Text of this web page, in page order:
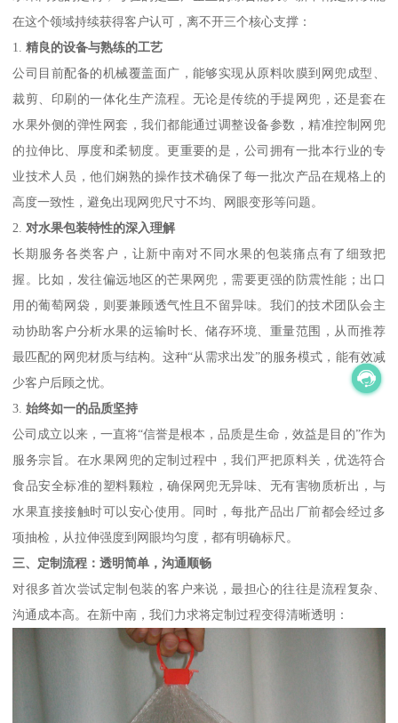
在这个领域持续获得客户认可，离不开三个核心支撑：
1.精良的设备与熟练的工艺
公司目前配备的机械覆盖面广，能够实现从原料吹膜到网兜成型、
裁剪、印刷的一体化生产流程。无论是传统的手提网兜，还是套在
水果外侧的弹性网套，我们都能通过调整设备参数，精准控制网兜
的拉伸比、厚度和柔韧度。更重要的是，公司拥有一批本行业的专
业技术人员，他们娴熟的操作技术确保了每一批次产品在规格上的
高度一致性，避免出现网兜尺寸不均、网眼变形等问题。
2. 对水果包装特性的深入理解
长期服务各类客户，让新中南对不同水果的包装痛点有了细致把
握。比如，发往偏远地区的芒果网兜，需要更强的防震性能；出口
用的葡萄网袋，则要兼顾透气性且不留异味。我们的技术团队会主
动协助客户分析水果的运输时长、储存环境、重量范围，从而推荐
最匹配的网兜材质与结构。这种“从需求出发”的服务模式，能有效减
少客户后顾之忧。
3.始终如一的品质坚持
公司成立以来，一直将“信誉是根本，品质是生命，效益是目的”作为
服务宗旨。在水果网兜的定制过程中，我们严把原料关，优选符合
食品安全标准的塑料颗粒，确保网兜无异味、无有害物质析出，与
水果直接接触时可以安心使用。同时，每批产品出厂前都会经过多
项抽检，从拉伸强度到网眼均匀度，都有明确标尺。
三、定制流程：透明简单，沟通顺畅
对很多首次尝试定制包装的客户来说，最担心的往往是流程复杂、
沟通成本高。在新中南，我们力求将定制过程变得清晰透明：